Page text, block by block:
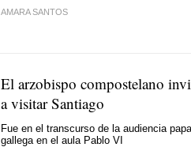
AMARA SANTOS
El arzobispo compostelano
a visitar Santiago
Fue en el transcurso de la audiencia
gallega en el aula Pablo VI